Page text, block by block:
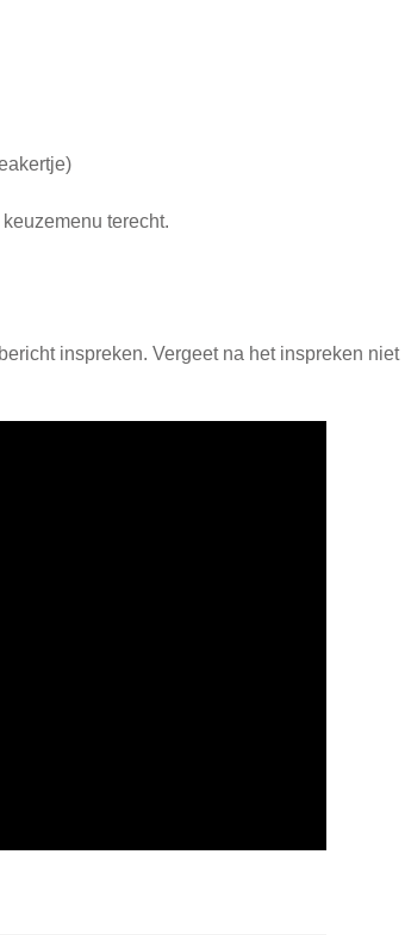
terecht.
inspreken. Vergeet na het inspreken niet